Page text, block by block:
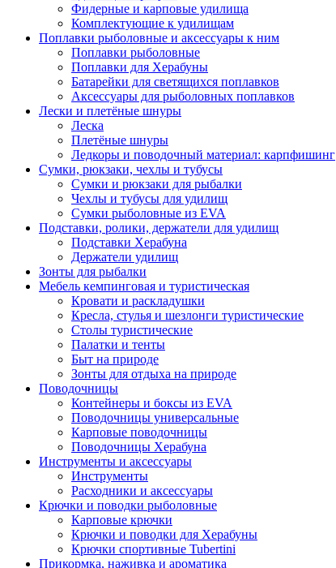
Фидерные и карповые удилища
Комплектующие к удилищам
Поплавки рыболовные и аксессуары к ним
Поплавки рыболовные
Поплавки для Херабуны
Батарейки для светящихся поплавков
Аксессуары для рыболовных поплавков
Лески и плетёные шнуры
Леска
Плетёные шнуры
Ледкоры и поводочный материал: карпфишинг
Сумки, рюкзаки, чехлы и тубусы
Сумки и рюкзаки для рыбалки
Чехлы и тубусы для удилищ
Сумки рыболовные из EVA
Подставки, ролики, держатели для удилищ
Подставки Херабуна
Держатели удилищ
Зонты для рыбалки
Мебель кемпинговая и туристическая
Кровати и раскладушки
Кресла, стулья и шезлонги туристические
Столы туристические
Палатки и тенты
Быт на природе
Зонты для отдыха на природе
Поводочницы
Контейнеры и боксы из EVA
Поводочницы универсальные
Карповые поводочницы
Поводочницы Херабуна
Инструменты и аксессуары
Инструменты
Расходники и аксессуары
Крючки и поводки рыболовные
Карповые крючки
Крючки и поводки для Херабуны
Крючки спортивные Tubertini
Прикормка, наживка и ароматика